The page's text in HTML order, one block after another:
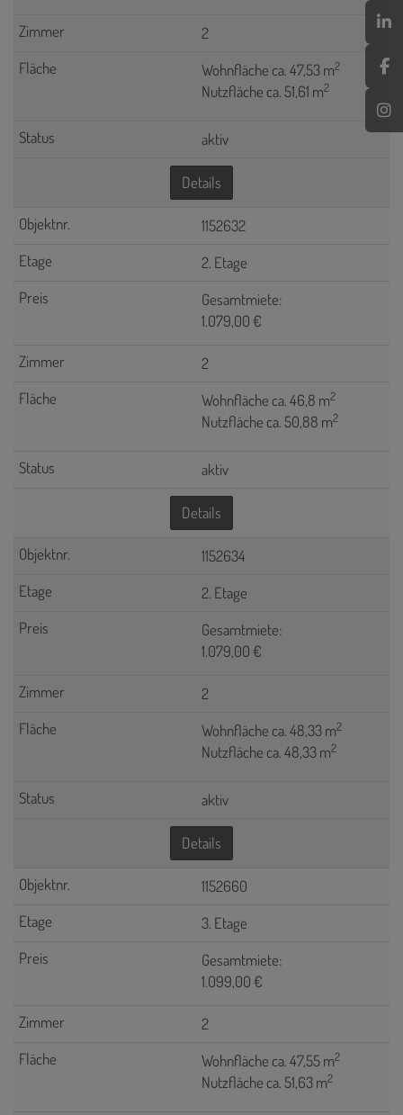
2
Wohnfläche ca. 47,53 m2
Nutzfläche ca. 51,61 m2
aktiv
Details
1152632
2. Etage
Gesamtmiete:
1.079,00 €
2
Wohnfläche ca. 46,8 m2
Nutzfläche ca. 50,88 m2
aktiv
Details
1152634
2. Etage
Gesamtmiete:
1.079,00 €
2
Wohnfläche ca. 48,33 m2
Nutzfläche ca. 48,33 m2
aktiv
Details
1152660
3. Etage
Gesamtmiete:
1.099,00 €
2
Wohnfläche ca. 47,55 m2
Nutzfläche ca. 51,63 m2